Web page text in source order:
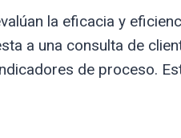
la eficacia y
a una consulta de
de proceso.